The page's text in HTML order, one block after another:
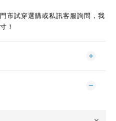
市試穿選購或私訊客服詢問，我
！